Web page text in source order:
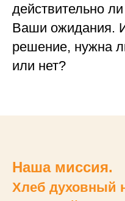
действительно
Ваши ожидания.
решение, нужна
или нет?
Наша миссия.
Хлеб духовный